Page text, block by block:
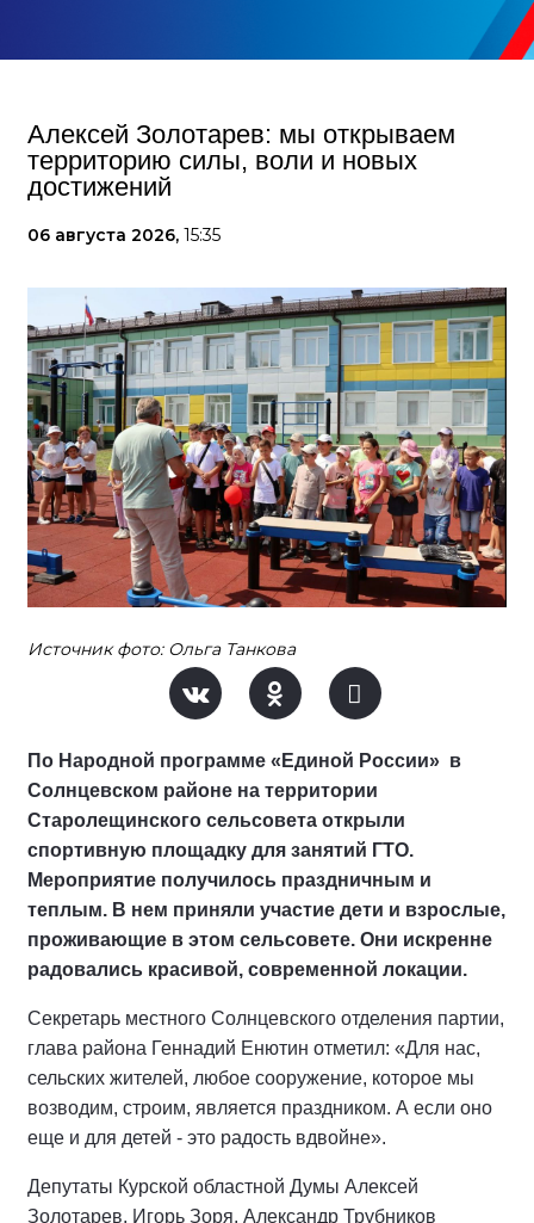
Алексей Золотарев: мы открываем
территорию силы, воли и новых
достижений
06 августа 2026, 15:35
Источник фото: Ольга Танкова
По Народной программе «Единой России» в
Солнцевском районе на территории
Старолещинского сельсовета открыли
спортивную площадку для занятий ГТО.
Мероприятие получилось праздничным и
теплым. В нем приняли участие дети и взрослые,
проживающие в этом сельсовете. Они искренне
радовались красивой, современной локации.
Секретарь местного Солнцевского отделения партии,
глава района Геннадий Енютин отметил: «Для нас,
сельских жителей, любое сооружение, которое мы
возводим, строим, является праздником. А если оно
еще и для детей - это радость вдвойне».
Депутаты Курской областной Думы Алексей
Золотарев, Игорь Зоря, Александр Трубников